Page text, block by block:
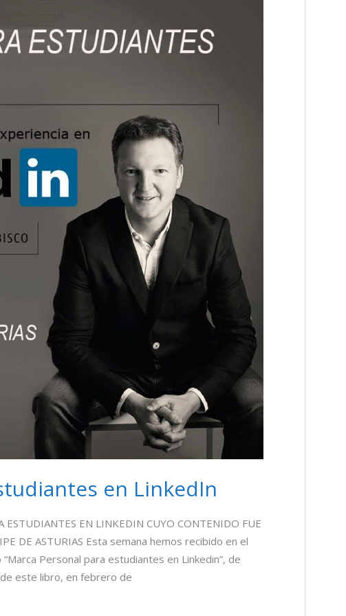
en LinkedIn
ESTUDIANTES EN LINKEDIN CUYO CONTENIDO FUE
DE ASTURIAS Esta semana hemos recibido en el
Personal para estudiantes en Linkedin”, de
este libro, en febrero de